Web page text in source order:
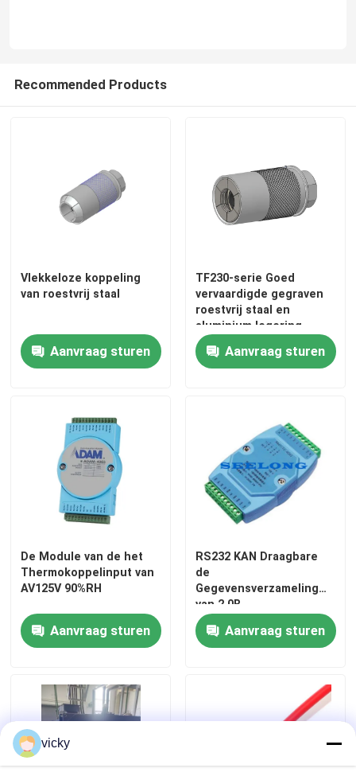
Producten
Over Ons
Fabriekstour
Kwaliteitscontrole
Neem contact met ons op
Nieuws
Torsiedynamometer
Hoge snelheidsdynamometer
Recommended Products
Vlekkeloze koppeling
van roestvrij staal
Aanvraag sturen
TF230-serie Goed
vervaardigde gegraven
roestvrij staal en
aluminium legering
Sleeve type Quick
Connect koppeling
Aanvraag sturen
De Module van de het
Thermokoppelinput van
AV125V 90%RH
Aanvraag sturen
RS232 KAN Draagbare
de
van 2.0B
Aanvraag sturen
vicky